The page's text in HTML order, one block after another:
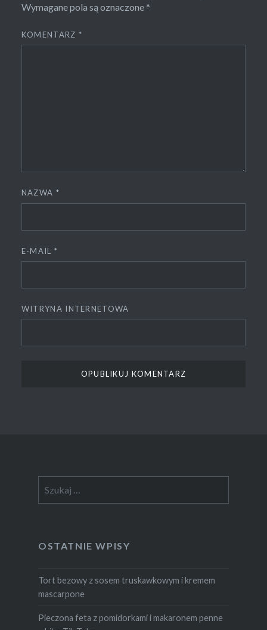
Wymagane pola są oznaczone *
KOMENTARZ *
NAZWA *
E-MAIL *
WITRYNA INTERNETOWA
OSTATNIE WPISY
Tort bezowy z sosem truskawkowym i kremem
mascarpone
Pieczona feta z pomidorkami i makaronem penne